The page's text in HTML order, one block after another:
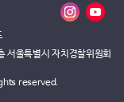
서울특별시 자치경찰위원회
reserved.